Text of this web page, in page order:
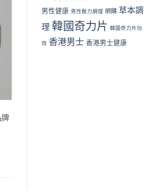
牌
男性健康 男性壓力調理 網購 草本調
理 韓國奇力片 韓國奇力片功
效 香港男士 香港男士健康